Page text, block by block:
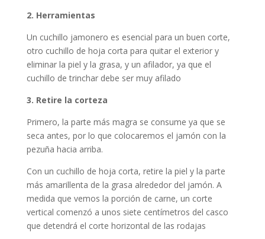
2. Herramientas
Un cuchillo jamonero es esencial para un buen corte,
otro cuchillo de hoja corta para quitar el exterior y
eliminar la piel y la grasa, y un afilador, ya que el
cuchillo de trinchar debe ser muy afilado
3. Retire la corteza
Primero, la parte más magra se consume ya que se
seca antes, por lo que colocaremos el jamón con la
pezuña hacia arriba.
Con un cuchillo de hoja corta, retire la piel y la parte
más amarillenta de la grasa alrededor del jamón. A
medida que vemos la porción de carne, un corte
vertical comenzó a unos siete centímetros del casco
que detendrá el corte horizontal de las rodajas